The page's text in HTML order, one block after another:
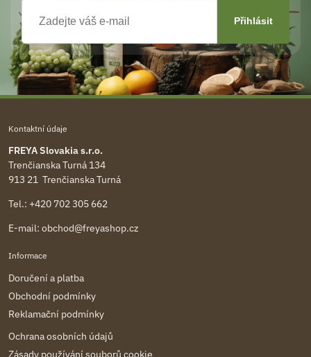
Kontaktní údaje
FREYA Slovakia s.r.o.
Trenčianska Turná 134
913 21 Trenčianska Turná
Tel.: +420 702 305 662
E-mail: obchod@freyashop.cz
Informace
Doručení a platba
Obchodní podmínky
Reklamační podmínky
Ochrana osobních údajů
Zásady používání souborů cookie